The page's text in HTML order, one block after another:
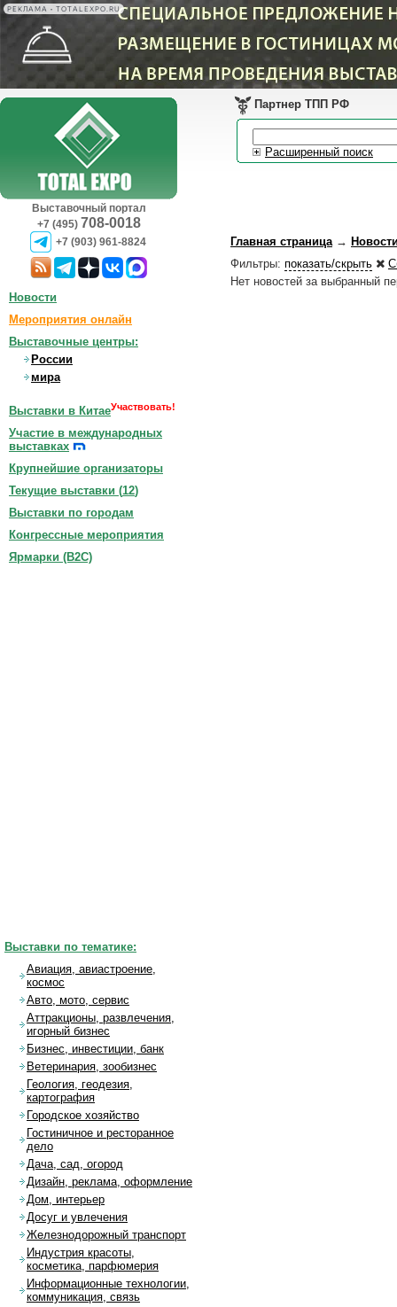
РЕКЛАМА • TOTALEXPO.RU
Выставочный портал
+7 (495) 708-0018
+7 (903) 961-8824
Партнер ТПП РФ
Расширенный поиск
Главная страница→
Фильтры: показать/скрыть
Нет новостей за выбранный
Новости
Мероприятия онлайн
Выставочные центры:
России
мира
Выставки в КитаеУчаствовать!
Участие в международных
выставках
Крупнейшие организаторы
Текущие выставки (12)
Выставки по городам
Конгрессные мероприятия
Ярмарки (B2C)
Выставки по тематике:
Авиация, авиастроение,
космос
Авто, мото, сервис
Аттракционы, развлечения,
игорный бизнес
Бизнес, инвестиции, банк
Ветеринария, зообизнес
Геология, геодезия,
картография
Городское хозяйство
Гостиничное и ресторанное
дело
Дача, сад, огород
Дизайн, реклама, оформление
Дом, интерьер
Досуг и увлечения
Железнодорожный транспорт
Индустрия красоты,
косметика, парфюмерия
Информационные технологии,
коммуникация, связь